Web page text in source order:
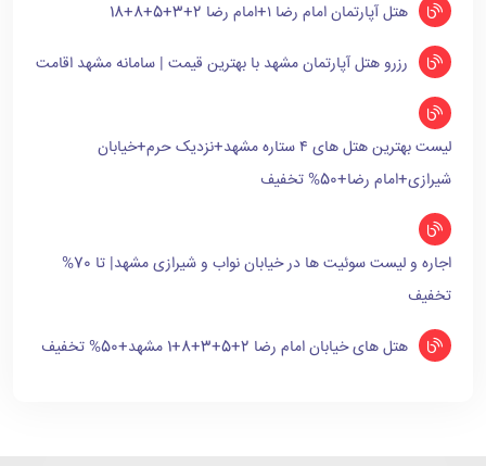
هتل آپارتمان امام رضا ۱+امام رضا 2+3+5+8+18
رزرو هتل آپارتمان مشهد با بهترین قیمت | سامانه مشهد اقامت
لیست بهترین هتل های ۴ ستاره مشهد+نزدیک حرم+خیابان
شیرازی+امام رضا+50% تخفیف
اجاره و لیست سوئیت ها در خیابان نواب و شیرازی مشهد| تا 70%
تخفیف
هتل های خیابان امام رضا 2+5+3+8+1 مشهد+50% تخفیف